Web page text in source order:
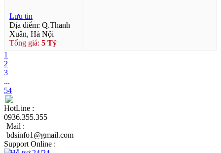
Lưu tin
Địa điểm: Q.Thanh
Xuân, Hà Nội
Tổng giá: 5 Tỷ
1
2
3
...
54
HotLine :
0936.355.355
Mail :
bdsinfo1@gmail.com
Support Online :